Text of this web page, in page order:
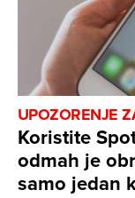
UPOZORENJE
Koristite
odmah je
samo jedan